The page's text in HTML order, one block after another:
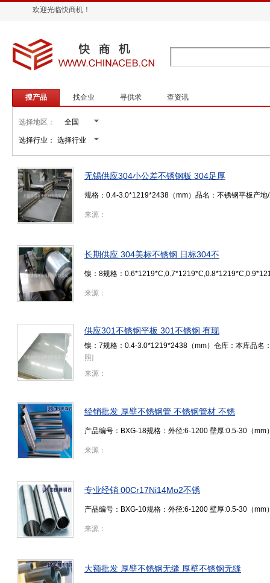
欢迎光临快商机！
搜产品 找企业 寻供求 查资讯
选择地区：
选择行业：
无锡供应304小公差不锈钢板 304足厚
规格：0.4-3.0*1219*2438（mm）品名：不锈钢平板产
来源：
长期供应 304美标不锈钢 日标304不
镍：8规格：
来源：
供应301不锈钢平板 301不锈钢 有现
镍：7规格：0.4-3.0*1219*2438（mm）仓库：本库品
照]
来源：
经销批发 厚壁不锈钢管 不锈钢管材 不锈
产品编号：BXG-18规格：外径:6-1200 壁厚:0.5-30（
来源：
专业经销 00Cr17Ni14Mo2不锈
产品编号：BXG-10规格：外径:6-1200 壁厚:0.5-30（
来源：
大额批发 厚壁不锈钢无缝 厚壁不锈钢无缝